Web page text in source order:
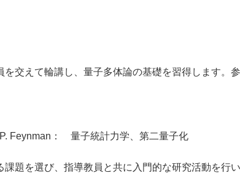
交えて輪講し、量子多体論の基礎を習得します。
Feynman： 量子統計力学、第二量子化
題を選び、指導教員と共に入門的な研究活動を行